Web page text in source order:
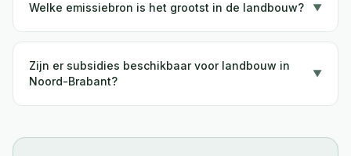
Welke emissiebron is het grootst in de landbouw? ▼
Zijn er subsidies beschikbaar voor landbouw in
Noord-Brabant?
▼